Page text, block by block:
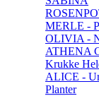
MERLE -
OLIVIA -
ATHENA
Krukke
ALICE -
Planter